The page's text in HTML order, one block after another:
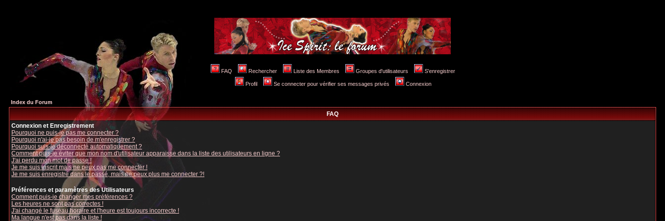
FAQ Rechercher Liste des Membres Groupes d'utilisateurs S'enregistrer
Profil Se connecter pour vérifier ses messages privés Connexion
Index du Forum
FAQ
Connexion et Enregistrement
Pourquoi ne puis-je pas me connecter ?
Pourquoi n'ai-je pas besoin de m'enregistrer ?
Pourquoi suis-je déconnecté automatiquement ?
Comment puis-je éviter que mon nom d'utilisateur apparaisse dans la liste des utilisateurs en ligne ?
J'ai perdu mon mot de passe !
Je me suis inscrit mais ne peux pas me connecter !
Je me suis enregistré dans le passé, mais ne peux plus me connecter ?!
Préférences et paramètres des Utilisateurs
Comment puis-je changer mes préférences ?
Les heures ne sont pas correctes !
J'ai changé le fuseau horaire et l'heure est toujours incorrecte !
Ma langue n'est pas dans la liste !